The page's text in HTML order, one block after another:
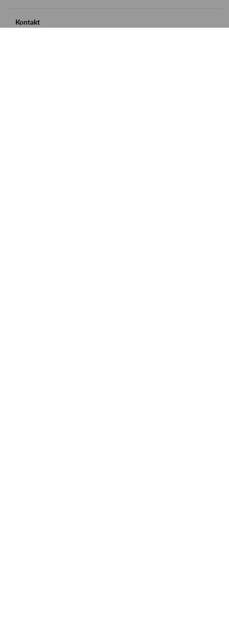
Kontakt